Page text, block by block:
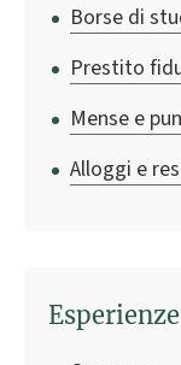
Borse di
Prestito
Mense e
Alloggi e